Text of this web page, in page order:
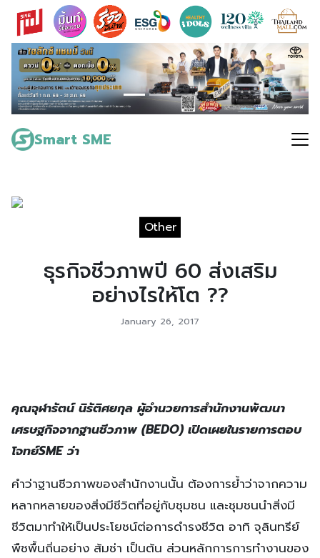
Skip
content
Smart SME
Search
for:
Other
ธุรกิจชีวภาพปี 60 ส่งเสริม
อย่างไรให้โต ??
January 26, 2017
คุณจุฬารัตน์ นิรัติศยกุล ผู้อำนวยการสำนักงานพัฒนา
เศรษฐกิจจากฐานชีวภาพ (BEDO) เปิดเผยในรายการตอบ
โจทย์SME ว่า
คำว่าฐานชีวภาพของสำนักงานนั้น ต้องการย้ำว่าจากความ
หลากหลายของสิ่งมีชีวิตที่อยู่กับชุมชน และชุมชนนำสิ่งมี
ชีวิตมาทำให้เป็นประโยชน์ต่อการดำรงชีวิต อาทิ จุลินทรีย์
พืชพื้นถิ่นอย่าง ส้มซ่า เป็นต้น ส่วนหลักการการทำงานของ